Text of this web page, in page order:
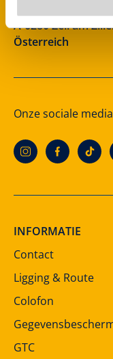
A-6280 Zell am
Österreich
Onze sociale
INFORMATIE
Contact
Ligging & Route
Colofon
GTC